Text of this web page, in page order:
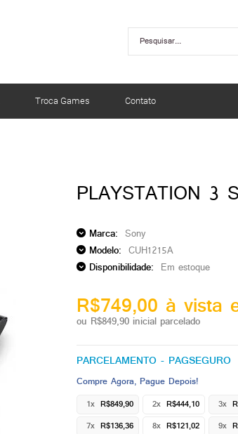
Troca Games Contato
PLAYSTATION 3
Marca: Sony
Modelo: CUH1215A
Disponibilidade: Em estoque
R$749,00 à vista
ou R$849,90 inicial parcelado
PARCELAMENTO - PAGSEGURO
Compre Agora, Pague Depois!
1x R$849,90 2x R$444,10 3x
7x R$136,36 8x R$121,02 9x